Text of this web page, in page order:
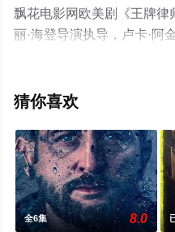
飘花电影网欧美剧《王牌
丽·海登导演执导，卢卡·阿
精彩演绎的意大利电视剧
院，更多相关信息可移步至
。
猜你喜欢
全6集 8.0